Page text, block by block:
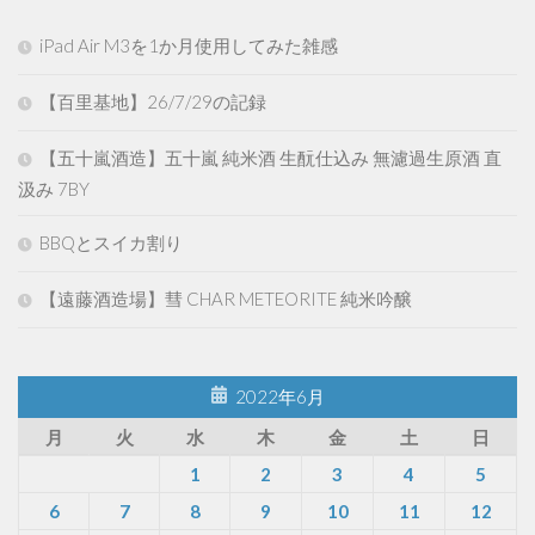
iPad Air M3を1か月使用してみた雑感
【百里基地】26/7/29の記録
【五十嵐酒造】五十嵐 純米酒 生酛仕込み 無濾過生原酒 直
汲み 7BY
BBQとスイカ割り
【遠藤酒造場】彗 CHAR METEORITE 純米吟醸
2022年6月
月
火 水 木 金 土
日
1
2 3 4
5
6
7 8 9 10 11
12